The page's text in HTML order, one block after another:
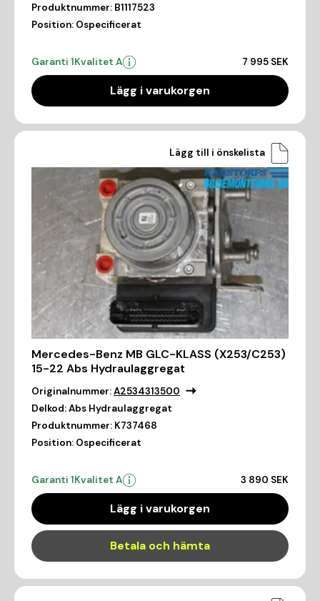
Produktnummer: B1117523
Position: Ospecificerat
Garanti 1Kvalitet A 7 995 SEK
Lägg i varukorgen
Lägg till i önskelista
Mercedes-Benz MB GLC-KLASS (X253/C253)
15-22 Abs Hydraulaggregat
Originalnummer:A2534313500
Delkod:Abs Hydraulaggregat
Produktnummer: K737468
Position: Ospecificerat
Garanti 1Kvalitet A 3 890 SEK
Lägg i varukorgen
Betala och hämta